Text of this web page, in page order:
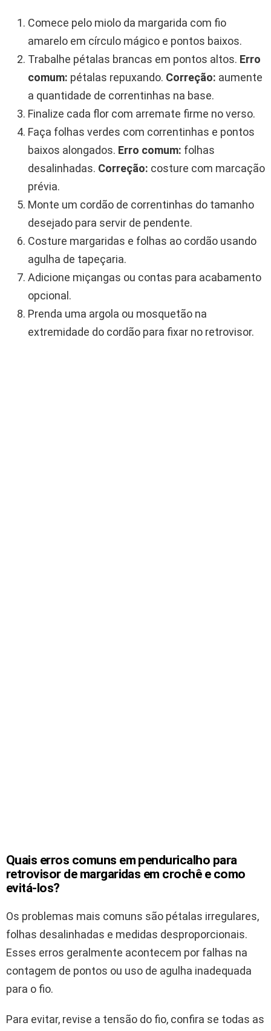
Comece pelo miolo da margarida com fio
amarelo em círculo mágico e pontos baixos.
Trabalhe pétalas brancas em pontos altos. Erro
comum: pétalas repuxando. Correção: aumente
a quantidade de correntinhas na base.
Finalize cada flor com arremate firme no verso.
Faça folhas verdes com correntinhas e pontos
baixos alongados. Erro comum: folhas
desalinhadas. Correção: costure com marcação
prévia.
Monte um cordão de correntinhas do tamanho
desejado para servir de pendente.
Costure margaridas e folhas ao cordão usando
agulha de tapeçaria.
Adicione miçangas ou contas para acabamento
opcional.
Prenda uma argola ou mosquetão na
extremidade do cordão para fixar no retrovisor.
Quais erros comuns em penduricalho para
retrovisor de margaridas em crochê e como
evitá-los?
Os problemas mais comuns são pétalas irregulares,
folhas desalinhadas e medidas desproporcionais.
Esses erros geralmente acontecem por falhas na
contagem de pontos ou uso de agulha inadequada
para o fio.
Para evitar, revise a tensão do fio, confira se todas as